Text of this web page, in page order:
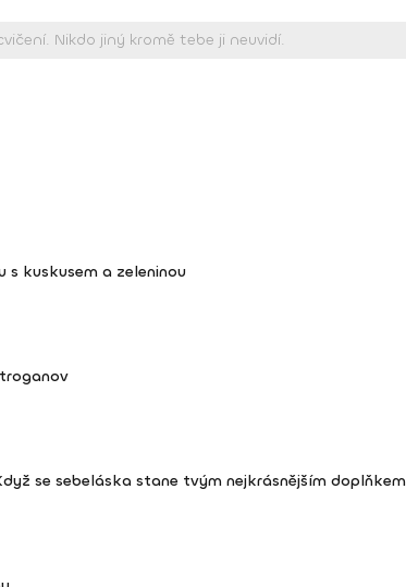
s kuskusem a zeleninou
se sebeláska stane tvým nejkrásnějším doplňkem